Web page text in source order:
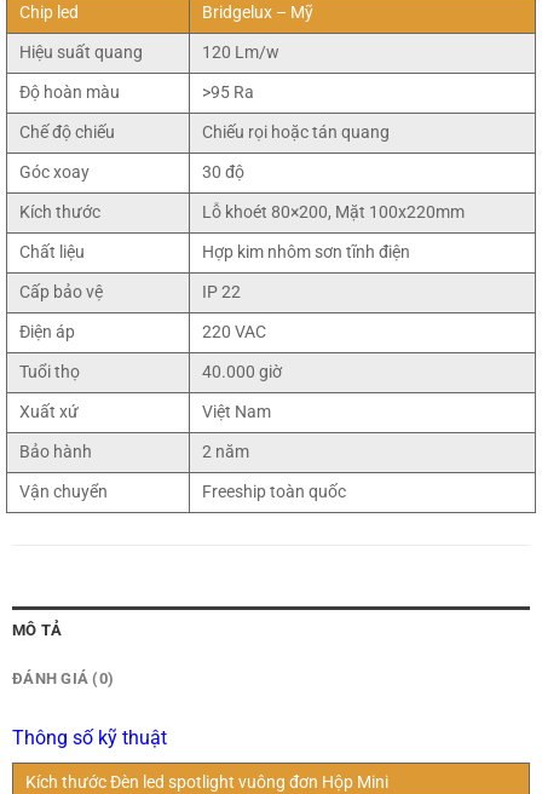
Chip led
Bridgelux – Mỹ
Hiệu suất quang
120 Lm/w
Độ hoàn màu
>95 Ra
Chế độ chiếu
Chiếu rọi hoặc tán quang
Góc xoay
30 độ
Kích thước
Lỗ khoét 80×200, Mặt 100x220mm
Chất liệu
Hợp kim nhôm sơn tĩnh điện
Cấp bảo vệ
IP 22
Điện áp
220 VAC
Tuổi thọ
40.000 giờ
Xuất xứ
Việt Nam
Bảo hành
2 năm
Vận chuyển
Freeship toàn quốc
MÔ TẢ
ĐÁNH GIÁ (0)
Thông số kỹ thuật
Kích thước Đèn led spotlight vuông đơn Hộp Mini